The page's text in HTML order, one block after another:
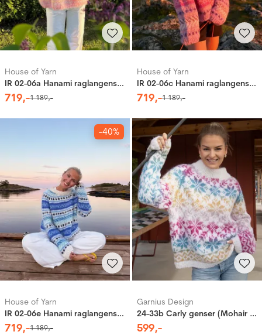
House of Yarn
IR 02-06a Hanami raglangenser (Soft)
719,-1 189,-
House of Yarn
IR 02-06c Hanami raglangenser (Soft)
719,-1 189,-
-40%
House of Yarn
IR 02-06e Hanami raglangenser (Soft)
719,-1 189,-
Garnius Design
24-33b Carly genser (Mohair + Twisty Air)
599,-